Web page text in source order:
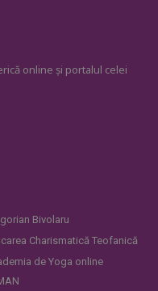
online și portalul celei
Bivolaru
Charismatică Teofanică
de Yoga online